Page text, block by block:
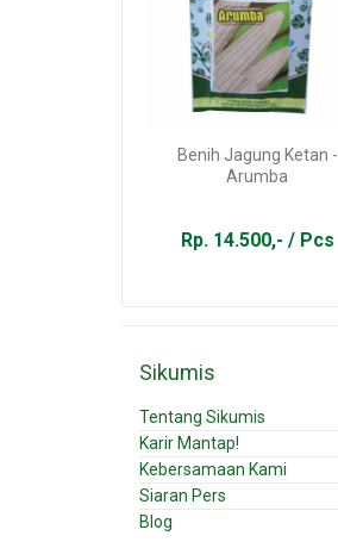
Benih Jagung Ketan -
Arumba
Rp. 14.500,- / Pcs
Sikumis
Tentang Sikumis
Karir Mantap!
Kebersamaan Kami
Siaran Pers
Blog